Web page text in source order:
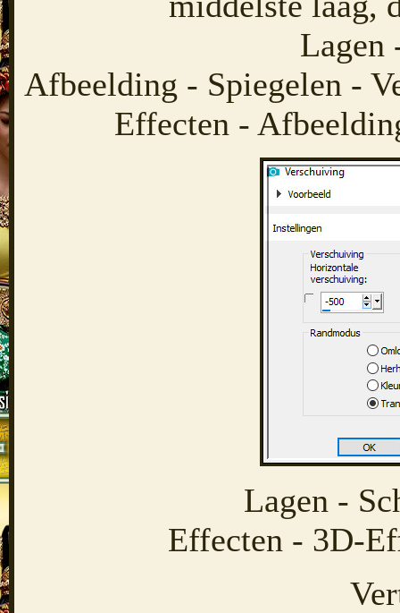
Lagen
Afbeelding - Spiegelen -
Effecten -
Lagen -
Effecten - 3D-